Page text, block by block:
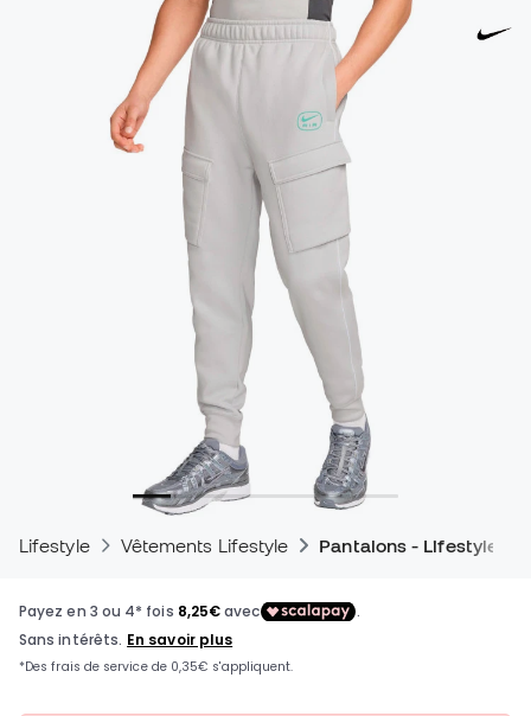
Lifestyle Vêtements Lifestyle Pantalons - Lifestyle